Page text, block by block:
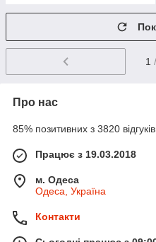
1
Про нас
85% позитивних з 3820 відгуків
Працює з 19.03.2018
м. Одеса
Одеса, Україна
Контакти